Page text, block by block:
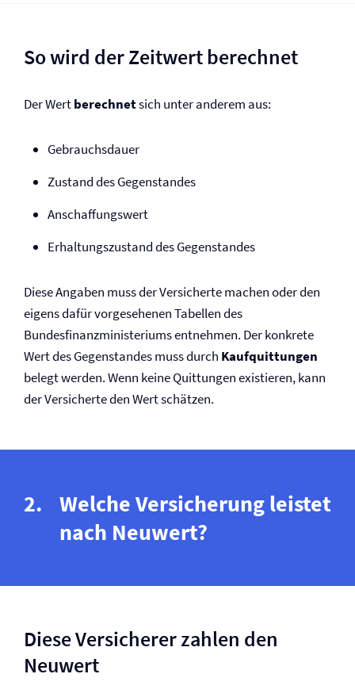
So wird der Zeitwert berechnet
Der Wertberechnetsich unter anderem aus:
Gebrauchsdauer
Zustand des Gegenstandes
Anschaffungswert
Erhaltungszustand des Gegenstandes
Diese Angaben muss der Versicherte machen oder den
eigens dafür vorgesehenen Tabellen des
Bundesfinanzministeriums entnehmen. Der konkrete
Wert des Gegenstandes muss durch Kaufquittungen
belegt werden. Wenn keine Quittungen existieren, kann
der Versicherte den Wert schätzen.
Welche Versicherung leistet
nach Neuwert?
Diese Versicherer zahlen den
Neuwert